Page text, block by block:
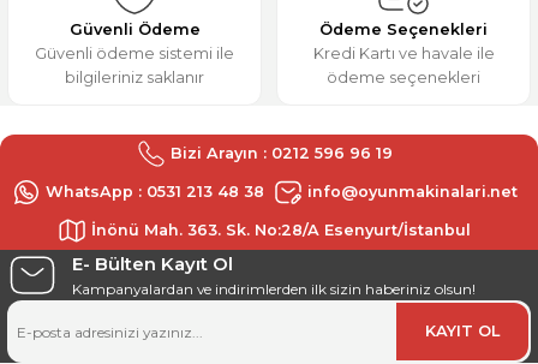
Güvenli Ödeme
Güvenli ödeme sistemi ile
bilgileriniz saklanır
Ödeme Seçenekleri
Kredi Kartı ve havale ile
ödeme seçenekleri
Bizi Arayın : 0212 596 96 19
WhatsApp : 0531 213 48 38 info@oyunmakinalari.net
İnönü Mah. 363. Sk. No:28/A Esenyurt/İstanbul
E- Bülten Kayıt Ol
Kampanyalardan ve indirimlerden ilk sizin haberiniz olsun!
KAYIT OL